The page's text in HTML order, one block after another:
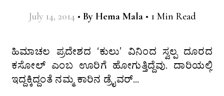
July 14, 2014 • By Hema Mala • 1 Min Read
ಹಿಮಾಚಲ ಪ್ರದೇಶದ ‘ಕುಲು’ ವಿನಿಂದ ಸ್ವಲ್ಪ ದೂರದ
ಕಸೋಲ್ ಎಂಬ ಊರಿಗೆ ಹೋಗುತ್ತಿದ್ದೆವು. ದಾರಿಯಲ್ಲಿ
ಇದ್ದಕ್ಕಿದ್ದಂತೆ ನಮ್ಮ ಕಾರಿನ ಡ್ರೈವರ್…